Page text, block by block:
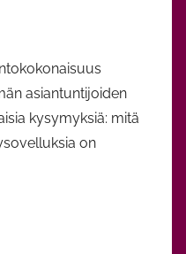
asiantuntijoiden
kysymyksiä: mitä
on